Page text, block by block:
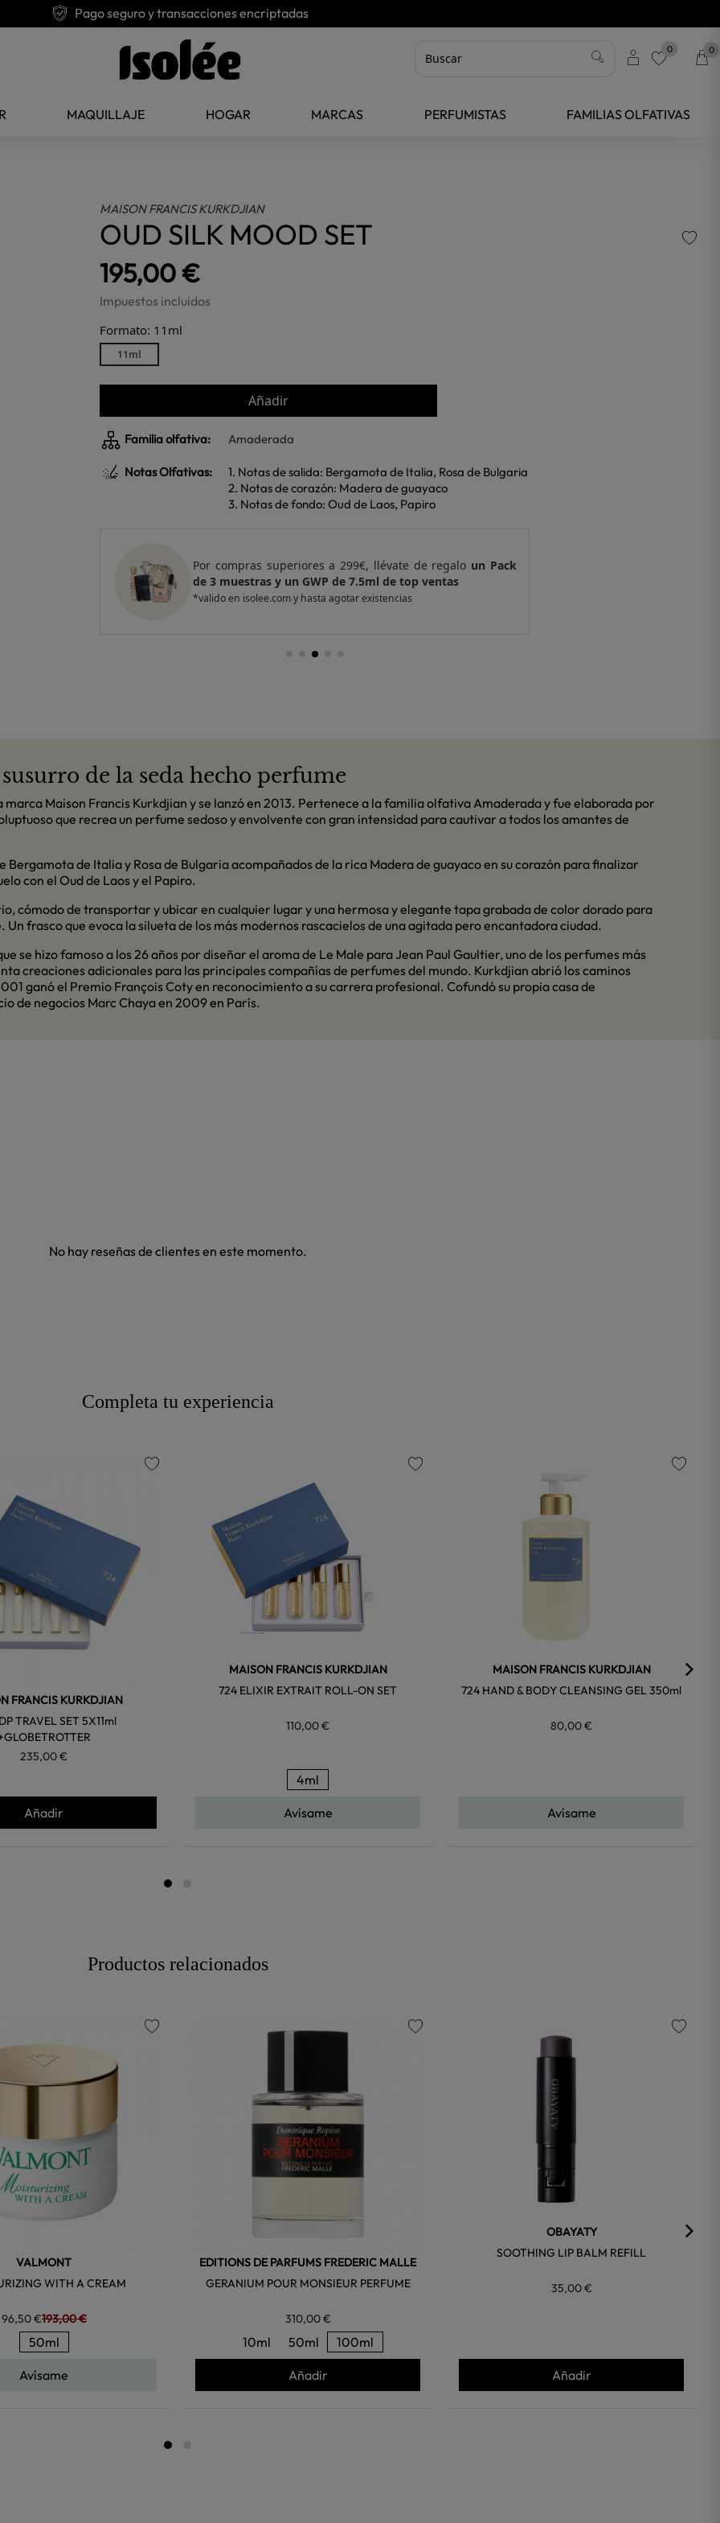
Pago seguro y transacciones encriptadas
0 0
MAQUILLAJE HOGAR MARCAS PERFUMISTAS FAMILIAS OLFATIVAS
MAISON FRANCIS KURKDJIAN
OUD SILK MOOD SET
195,00 €
Impuestos incluidos
Formato: 11ml
11ml
Añadir
Familia olfativa: Amaderada
Notas Olfativas:
1. Notas de salida: Bergamota de Italia, Rosa de Bulgaria
2. Notas de corazón: Madera de guayaco
3. Notas de fondo: Oud de Laos, Papiro
Por compras superiores a 299€, llévate de regalo un Pack
de 3 muestras y un GWP de 7.5ml de top ventas
*valido en isolee.com y hasta agotar existencias
de la seda hecho perfume
Maison Francis Kurkdjian y se lanzó en 2013. Pertenece a la familia olfativa Amaderada y fue elaborada por
que recrea un perfume sedoso y envolvente con gran intensidad para cautivar a todos los amantes de
Bergamota de Italia y Rosa de Bulgaria acompañados de la rica Madera de guayaco en su corazón para finalizar
con el Oud de Laos y el Papiro.
cómodo de transportar y ubicar en cualquier lugar y una hermosa y elegante tapa grabada de color dorado para
frasco que evoca la silueta de los más modernos rascacielos de una agitada pero encantadora ciudad.
se hizo famoso a los 26 años por diseñar el aroma de Le Male para Jean Paul Gaultier, uno de los perfumes más
creaciones adicionales para las principales compañías de perfumes del mundo. Kurkdjian abrió los caminos
ganó el Premio François Coty en reconocimiento a su carrera profesional. Cofundó su propia casa de
de negocios Marc Chaya en 2009 en París.
No hay reseñas de clientes en este momento.
Completa tu experiencia
FRANCIS KURKDJIAN
TRAVEL SET 5X11ml
235,00 €
Añadir
MAISON FRANCIS KURKDJIAN
724 ELIXIR EXTRAIT ROLL-ON SET
110,00 €
4ml
Avísame
MAISON FRANCIS KURKDJIAN
724 HAND & BODY CLEANSING GEL 350ml
80,00 €
Avísame
Productos relacionados
VALMONT
WITH A CREAM
96,50 €193,00 €
50ml
Avísame
EDITIONS DE PARFUMS FREDERIC MALLE
GERANIUM POUR MONSIEUR PERFUME
310,00 €
10ml 50ml 100ml
Añadir
OBAYATY
SOOTHING LIP BALM REFILL
35,00 €
Añadir